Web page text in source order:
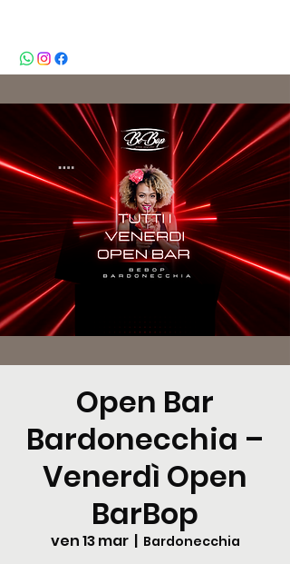
Open Bar
Bardonecchia –
Venerdì Open
BarBop
ven 13 mar
  |
Bardonecchia